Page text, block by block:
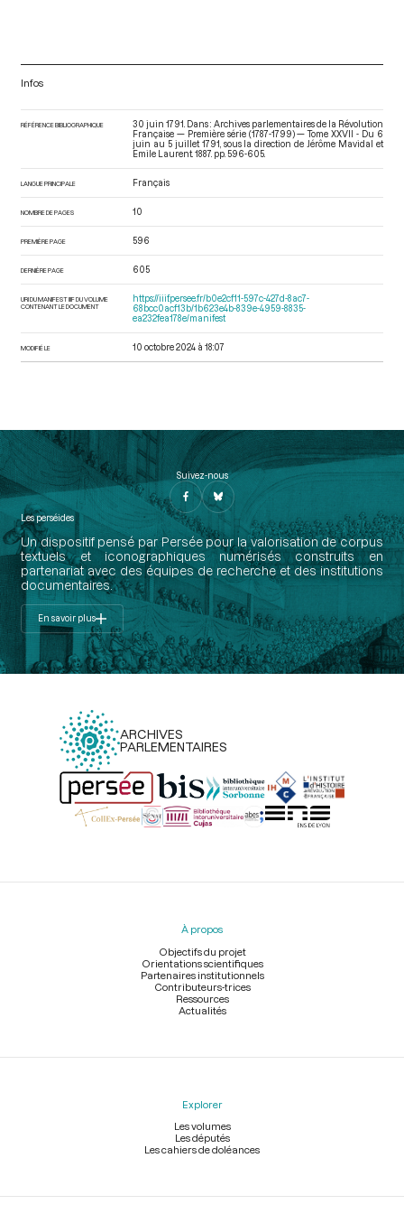
Infos
RÉFÉRENCE BIBLIOGRAPHIQUE
30 juin 1791. Dans : Archives parlementaires de la Révolution
Française — Première série (1787-1799) — Tome XXVII - Du 6
juin au 5 juillet 1791 , sous la direction de Jérôme Mavidal et
Emile Laurent. 1887. pp. 596-605.
LANGUE PRINCIPALE Français
NOMBRE DE PAGES 10
PREMIÈRE PAGE 596
DERNIÈRE PAGE 605
URI DU MANIFEST IIIF DU VOLUME
CONTENANT LE DOCUMENT
https://iiif.persee.fr/b0e2cf11-597c-427d-8ac7-
68bcc0acf13b/1b623e4b-839e-4959-8835-
ea232fea178e/manifest
MODIFIÉ LE 10 octobre 2024 à 18:07
Suivez-nous
Les perséides
Un dispositif pensé par Persée pour la valorisation de corpus
textuels et iconographiques numérisés construits en
partenariat avec des équipes de recherche et des institutions
documentaires.
En savoir plus
ARCHIVES
PARLEMENTAIRES
Menu
À propos
Objectifs du projet
Orientations scientifiques
Partenaires institutionnels
Contributeurs-trices
Ressources
Actualités
Explorer
Les volumes
Les députés
Les cahiers de doléances